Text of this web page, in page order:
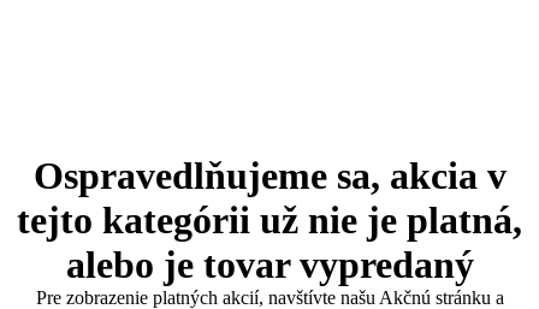
Ospravedlňujeme sa, akcia v
tejto kategórii už nie je platná,
alebo je tovar vypredaný
Pre zobrazenie platných akcií, navštívte našu Akčnú stránku a